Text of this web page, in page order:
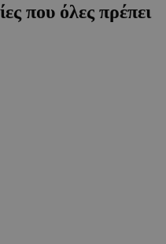
που όλες πρέπει